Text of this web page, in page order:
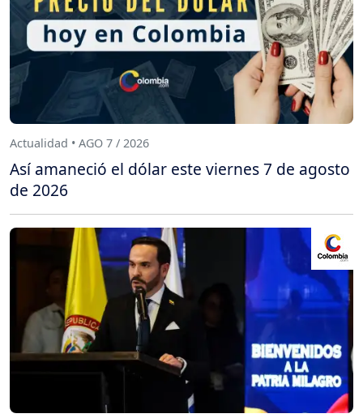
Actualidad • AGO 7 / 2026
Así amaneció el dólar este viernes 7 de agosto
de 2026